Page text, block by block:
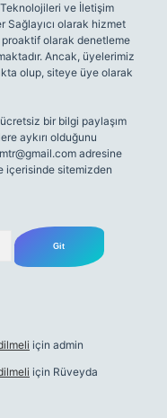
ve İletişim
Sağlayıcı olarak hizmet
olarak denetleme
Ancak, üyelerimiz
olup, siteye üye olarak
bir bilgi paylaşım
aykırı olduğunu
adresine
içerisinde sitemizden
için admin
için Rüveyda